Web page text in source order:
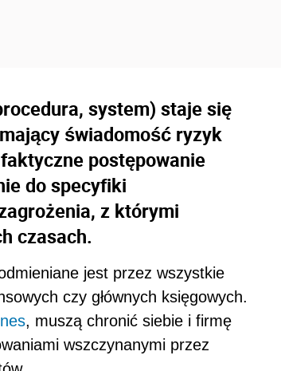
system) staje się
świadomość ryzyk
postępowanie
do specyfiki
z którymi
czasach.
jest przez wszystkie
czy głównych księgowych.
, muszą chronić siebie i firmę
wszczynanymi przez